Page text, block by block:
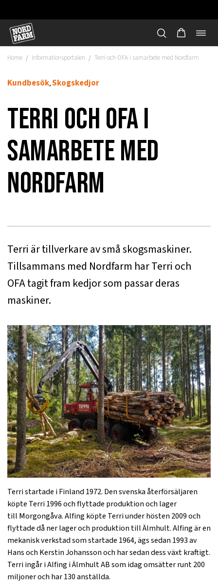
Hoppa
innehåll
Home / Informationsportalen / Terri och OFA i samarbete med Nordfarm
Kundbesök,Skogskedjor
Terri och OFA i
samarbete med
Nordfarm
Terri är tillverkare av små skogsmaskiner.
Tillsammans med Nordfarm har Terri och
OFA tagit fram kedjor som passar deras
maskiner.
Terri startade i Finland 1972. Den svenska återförsäljaren
köpte Terri 1996 och flyttade produktion och lager
till Morgongåva. Alfing köpte Terri under hösten 2009 och
flyttade då ner lager och produktion till Älmhult. Alfing är en
mekanisk verkstad som startade 1964, ägs sedan 1993 av
Hans och Kerstin Johansson och har sedan dess växt kraftigt.
Terri ingår i Alfing i Älmhult AB som idag omsätter runt 200
miljoner och har 130 anställda.